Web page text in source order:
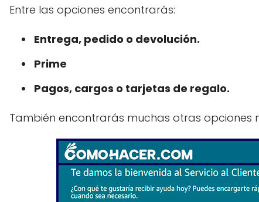
Entre las opciones encontrarás:
Entrega, pedido o devolución.
Prime
Pagos, cargos o tarjetas de regalo.
También encontrarás muchas otras opciones